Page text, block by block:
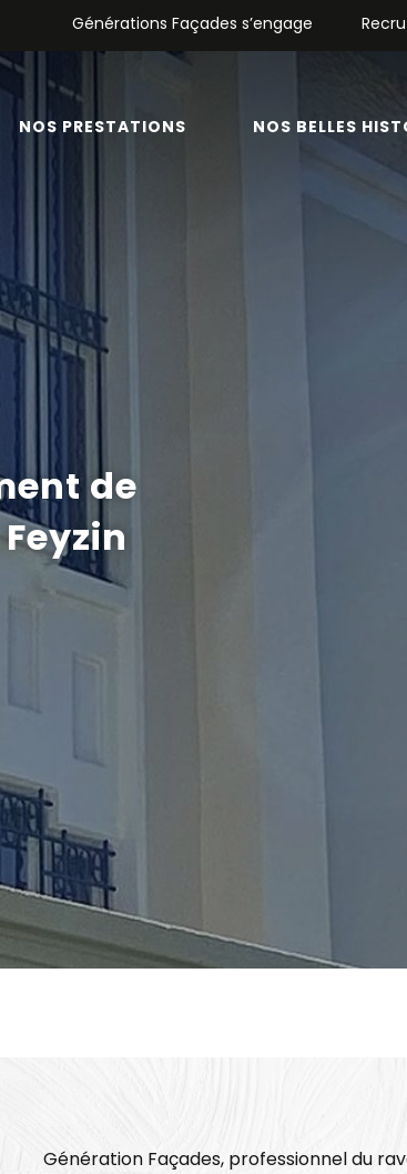
Générations Façades s’engage
NOS PRESTATIONS
NOS BELLES
de
Génération Façades, professionnel du